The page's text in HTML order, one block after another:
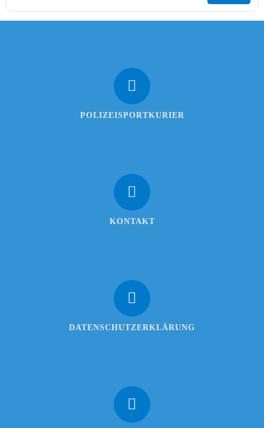
POLIZEISPORTKURIER
KONTAKT
DATENSCHUTZERKLÄRUNG